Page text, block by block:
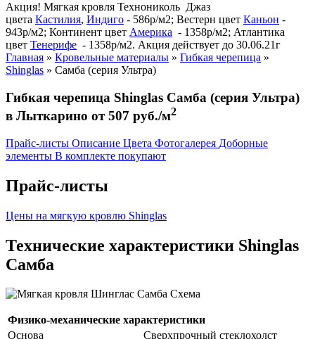
Акция! Мягкая кровля Технониколь Джаз
цвета Кастилия, Индиго - 586р/м2; Вестерн цвет Каньон -
943р/м2; Континент цвет Америка - 1358р/м2; Атлантика
цвет Тенерифе - 1358р/м2. Акция действует до 30.06.21г
Главная » Кровельные материалы » Гибкая черепица »
Shinglas » Самба (серия Ультра)
Гибкая черепица Shinglas Самба (серия Ультра)
в Лыткарино от 507 руб./м2
Прайс-листы Описание Цвета Фотогалерея Доборные
элементы В комплекте покупают
Прайс-листы
Цены на мягкую кровлю Shinglas
Технические характеристики Shinglas
Самба
Физико-механические характеристики
Основа
Сверхпрочный стеклохолст